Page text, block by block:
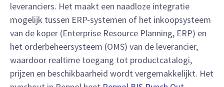
leveranciers. Het maakt een naadloze integratie
mogelijk tussen ERP-systemen of het inkoopsysteem
van de koper (Enterprise Resource Planning, ERP) en
het orderbeheersysteem (OMS) van de leverancier,
waardoor realtime toegang tot productcatalogi,
prijzen en beschikbaarheid wordt vergemakkelijkt. Het